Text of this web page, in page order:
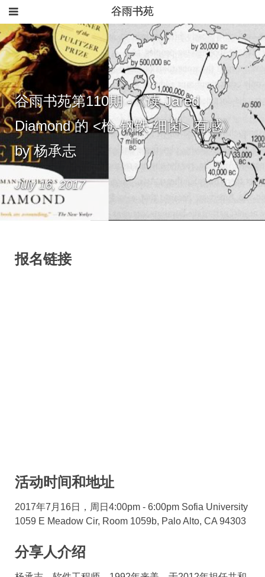
谷雨书苑
谷雨书苑第110期 -《读 Jared
Diamond 的 <枪-钢铁-细菌> 有感》
by 杨承志
July 16, 2017
报名链接
活动时间和地址
2017年7月16日，周日4:00pm - 6:00pm Sofia University
1059 E Meadow Cir, Room 1059b, Palo Alto, CA 94303
分享人介绍